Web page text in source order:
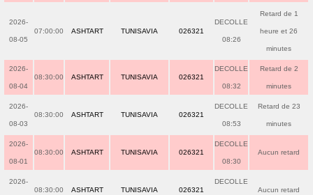
2026-
08-05
07:00:00 ASHTART TUNISAVIA 026321
DECOLLE
08:26
Retard de 1
heure et 26
minutes
2026-
08-04
08:30:00 ASHTART TUNISAVIA 026321
DECOLLE
08:32
Retard de 2
minutes
2026-
08-03
08:30:00 ASHTART TUNISAVIA 026321
DECOLLE
08:53
Retard de 23
minutes
2026-
08-01
08:30:00 ASHTART TUNISAVIA 026321
DECOLLE
08:30
Aucun retard
2026-
08:30:00 ASHTART TUNISAVIA 026321
DECOLLE
Aucun retard